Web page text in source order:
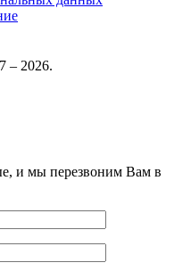
2026.
и мы перезвоним Вам в